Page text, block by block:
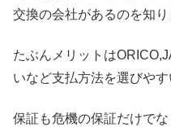
交換の会社があるのを知り
たぶんメリットは
いなど支払方法を選びやす
保証も危機の保証だけで